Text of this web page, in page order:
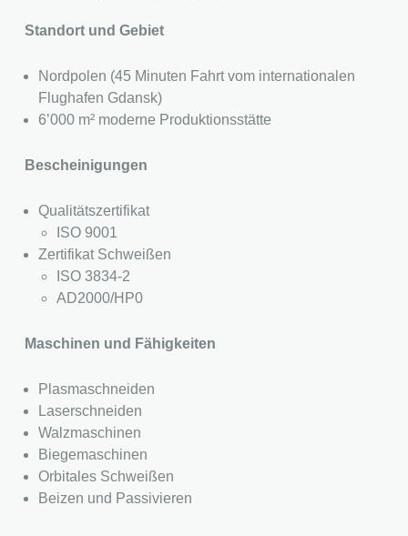
Standort und Gebiet
Nordpolen (45 Minuten Fahrt vom internationalen
Flughafen Gdansk)
6’000 m² moderne Produktionsstätte
Bescheinigungen
Qualitätszertifikat
ISO 9001
Zertifikat Schweißen
ISO 3834-2
AD2000/HP0
Maschinen und Fähigkeiten
Plasmaschneiden
Laserschneiden
Walzmaschinen
Biegemaschinen
Orbitales Schweißen
Beizen und Passivieren